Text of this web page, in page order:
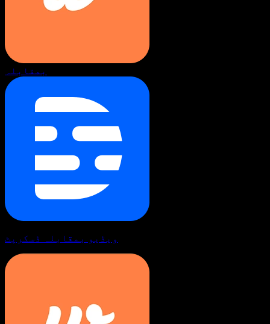
بمقابلہ
ویڈیو بمقابلہ ڈسکرپٹ